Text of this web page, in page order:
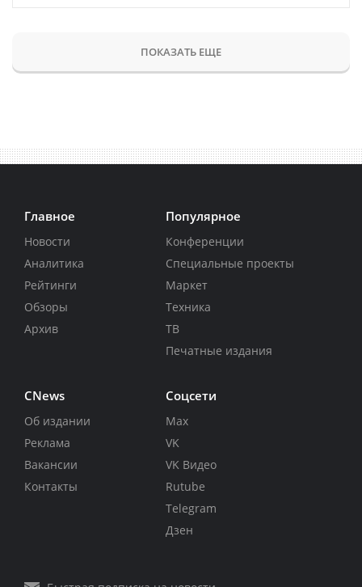
ПОКАЗАТЬ ЕЩЕ
Главное
Новости
Аналитика
Рейтинги
Обзоры
Архив
Популярное
Конференции
Специальные проекты
Маркет
Техника
ТВ
Печатные издания
CNews
Об издании
Реклама
Вакансии
Контакты
Соцсети
Max
VK
VK Видео
Rutube
Telegram
Дзен